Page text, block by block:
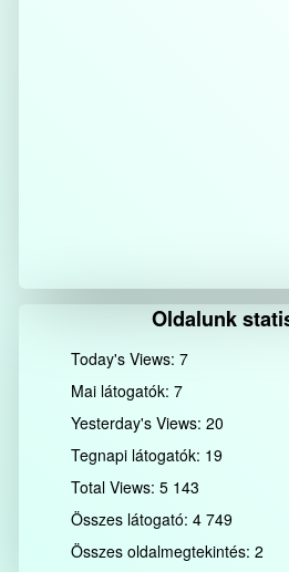
Oldalunk
Today's Views:7
Mai látogatók:7
Yesterday's Views:20
Tegnapi látogatók: 19
Total Views:5 143
Összes látogató:4 749
Összes oldalmegtekintés:2